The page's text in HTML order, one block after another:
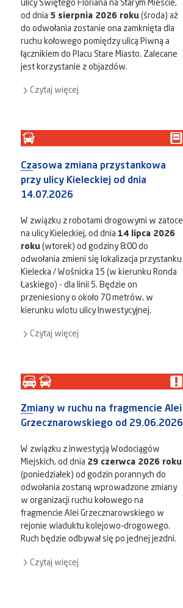
ulicy Świętego Floriana na Starym Mieście,
od dnia 5 sierpnia 2026 roku (środa) aż
do odwołania zostanie ona zamknięta dla
ruchu kołowego pomiędzy ulicą Piwną a
łącznikiem do Placu Stare Miasto. Zalecane
jest korzystanie z objazdów.
Czytaj więcej
Czasowa zmiana przystankowa
przy ulicy Kieleckiej od dnia
14.07.2026
W związku z robotami drogowymi w zatoce
na ulicy Kieleckiej, od dnia 14 lipca 2026
roku (wtorek) od godziny 8:00 do
odwołania zmieni się lokalizacja przystanku
Kielecka / Wośnicka 15 (w kierunku Ronda
Łaskiego) - dla linii 5. Będzie on
przeniesiony o około 70 metrów, w
kierunku wlotu ulicy Inwestycyjnej.
Czytaj więcej
Zmiany w ruchu na fragmencie Alei
Grzecznarowskiego od 29.06.2026
W związku z inwestycją Wodociągów
Miejskich, od dnia 29 czerwca 2026 roku
(poniedziałek) od godzin porannych do
odwołania zostaną wprowadzone zmiany
w organizacji ruchu kołowego na
fragmencie Alei Grzecznarowskiego w
rejonie wiaduktu kolejowo-drogowego.
Ruch będzie odbywał się po jednej jezdni.
Czytaj więcej